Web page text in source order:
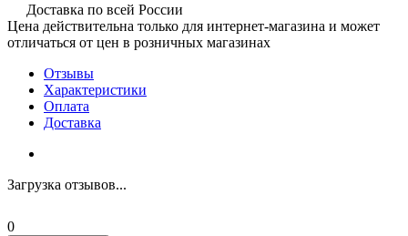
Доставка по всей России
Цена действительна только для интернет-магазина и может
отличаться от цен в розничных магазинах
Отзывы
Характеристики
Оплата
Доставка
Загрузка отзывов...
0